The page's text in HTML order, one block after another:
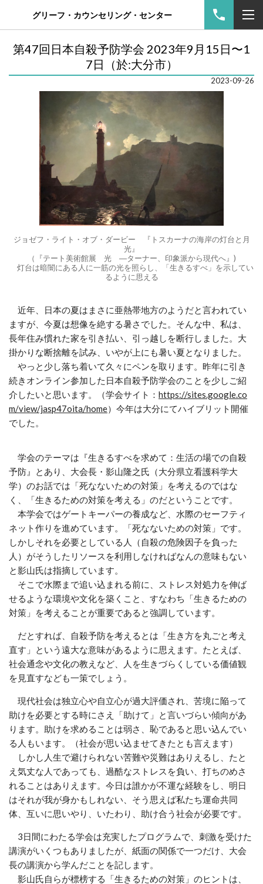
グリーフ・カウンセリング・センター
第47回日本自殺予防学会 2023年9月15日〜1
7日（於:大分市）
2023-09-26
ジョゼフ・ライト・オブ・ダービー 『トスカーナの海岸の灯台と月
光』
（『テート美術館展 光 ―ターナー、印象派から現代へ』)
灯台は暗闇にある人に一筋の光を照らし、「生きるすべ」を示してい
るように思える
近年、日本の夏はまさに亜熱帯地方のようだと言われてい
ますが、今夏は想像を絶する暑さでした。そんな中、私は、
長年住み慣れた家を引き払い、引っ越しを断行しました。大
掛かりな断捨離を試み、いやが上にも暑い夏となりました。
やっと少し落ち着いて久々にペンを取ります。昨年に引き
続きオンライン参加した日本自殺予防学会のことを少しご紹
介したいと思います。（学会サイト： https://sites.google.co
m/view/jasp47oita/home）今年は大分にてハイブリット開催
でした。
学会のテーマは『生きるすべを求めて：生活の場での自殺
予防』とあり、大会長・影山隆之氏（大分県立看護科学大
学）のお話では「死なないための対策」を考えるのではな
く、「生きるための対策を考える」のだということです。
本学会ではゲートキーパーの養成など、水際のセーフティ
ネット作りを進めています。「死なないための対策」です。
しかしそれを必要としている人（自殺の危険因子を負った
人）がそうしたリソースを利用しなければなんの意味もない
と影山氏は指摘しています。
そこで水際まで追い込まれる前に、ストレス対処力を伸ば
せるような環境や文化を築くこと、すなわち「生きるための
対策」を考えることが重要であると強調しています。
だとすれば、自殺予防を考えるとは「生き方を丸ごと考え
直す」という遠大な意味があるように思えます。たとえば、
社会通念や文化の教えなど、人を生きづらくしている価値観
を見直すなども一策でしょう。
現代社会は独立心や自立心が過大評価され、苦境に陥って
助けを必要とする時にさえ「助けて」と言いづらい傾向があ
ります。助けを求めることは弱さ、恥であると思い込んでい
る人もいます。（社会が思い込ませてきたとも言えます）
しかし人生で避けられない苦難や災難はありえるし、たと
え気丈な人であっても、過酷なストレスを負い、打ちのめさ
れることはありえます。今日は誰かが不運な経験をし、明日
はそれが我が身かもしれない、そう思えば私たち運命共同
体、互いに思いやり、いたわり、助け合う社会が必要です。
3日間にわたる学会は充実したプログラムで、刺激を受けた
講演がいくつもありましたが、紙面の関係で一つだけ、大会
長の講演から学んだことを記します。
影山氏自らが標榜する「生きるための対策」のヒントは、